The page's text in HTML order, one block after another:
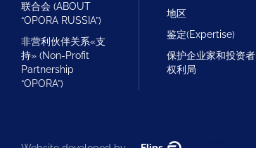
联合会 (ABOUT
“OPORA RUSSIA”)
非营利伙伴关系«支
持» (Non-Profit
Partnership
“OPORA”)
地区
鉴定(Expertise)
保护企业家和投资者
权利局